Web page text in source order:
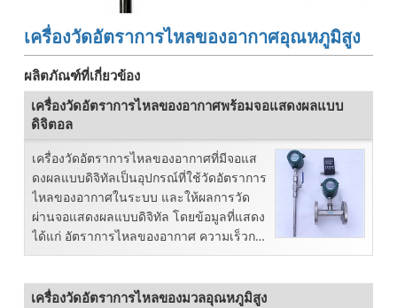
เครื่องวัดอัตราการไหลของอากาศอุณหภูมิสูง
ผลิตภัณฑ์ที่เกี่ยวข้อง
เครื่องวัดอัตราการไหลของอากาศพร้อมจอแสดงผลแบบ
ดิจิตอล
เครื่องวัดอัตราการไหลของอากาศที่มีจอแส
ดงผลแบบดิจิทัลเป็นอุปกรณ์ที่ใช้วัดอัตราการ
ไหลของอากาศในระบบ และให้ผลการวัด
ผ่านจอแสดงผลแบบดิจิทัล โดยข้อมูลที่แสดง
ได้แก่ อัตราการไหลของอากาศ ความเร็วการ
ไหล และอัตราการไหลของอากาศทั้งหมด
เครื่องวัดอัตราการไหลของมวลอุณหภูมิสูง